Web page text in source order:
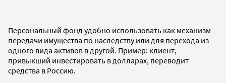
Персональный фонд удобно использовать как механизм
передачи имущества по наследству или для перехода из
одного вида активов в другой. Пример: клиент,
привыкший инвестировать в долларах, переводит
средства в Россию.